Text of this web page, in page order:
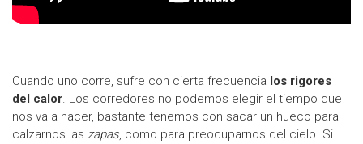
Cuando uno corre, sufre con cierta frecuencia los rigores
del calor. Los corredores no podemos elegir el tiempo que
nos va a hacer, bastante tenemos con sacar un hueco para
calzarnos las zapas, como para preocuparnos del cielo. Si